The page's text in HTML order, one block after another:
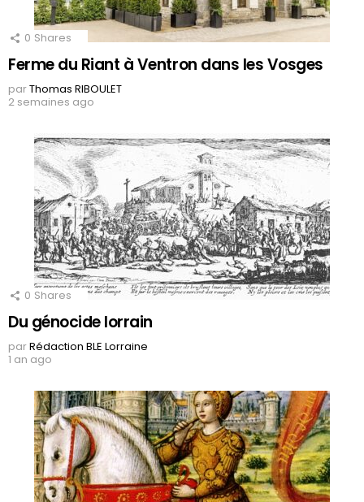
0 Shares
Ferme du Riant à Ventron dans les Vosges
parThomas RIBOULET
2 semaines ago
0 Shares
Du génocide lorrain
parRédaction BLE Lorraine
1 an ago